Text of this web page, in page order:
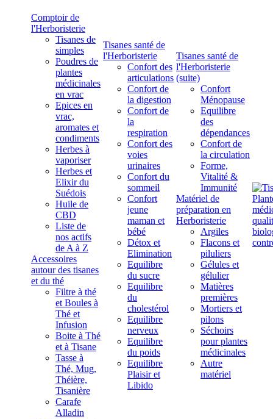
Comptoir de
l'Herboristerie
Tisanes de
simples
Poudres de
plantes
médicinales
en vrac
Epices en
vrac,
aromates et
condiments
Herbes à
vaporiser
Herbes et
Elixir du
Suédois
Huile de
CBD
Liste de
nos actifs
de A à Z
Accessoires
autour des tisanes
et du thé
Filtre à thé
et Boules à
Thé et
Infusion
Boite à Thé
et à Tisane
Tasse à
Thé, Mug,
Théière,
Tisanière
Carafe
Alladin
Tisanes santé de
l'Herboristerie
Confort des
articulations
Confort de
la digestion
Confort de
la
respiration
Confort des
voies
urinaires
Confort du
sommeil
Confort
jeune
maman et
bébé
Détox et
Elimination
Equilibre
du sucre
Equilibre
du
cholestérol
Equilibre
nerveux
Equilibre
du poids
Equilibre
Plaisir et
Libido
Tisanes santé de
l'Herboristerie
(suite)
Confort
Ménopause
Equilibre
des
dépendances
Confort de
la circulation
Forme,
Vitalité &
Immunité
Matériel de
préparation en
Herboristerie
Argiles
Flacons et
piluliers
Gélules et
gélulier
Matières
premières
Mortiers et
pilons
Séchoirs
pour plantes
médicinales
Autre
matériel